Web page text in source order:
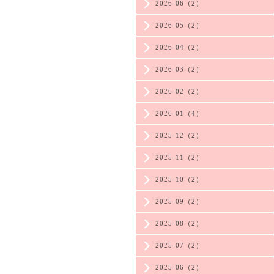
2026-06（2）
2026-05（2）
2026-04（2）
2026-03（2）
2026-02（2）
2026-01（4）
2025-12（2）
2025-11（2）
2025-10（2）
2025-09（2）
2025-08（2）
2025-07（2）
2025-06（2）